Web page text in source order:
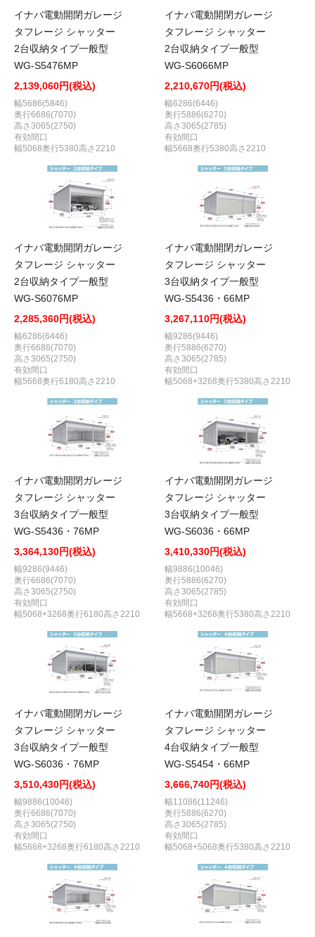
イナバ電動開閉ガレージ
タフレージ シャッター
2台収納タイプ一般型
WG-S5476MP
2,139,060円(税込)
幅5686(5846)
奥行6686(7070)
高さ3065(2750)
有効間口
幅5068奥行5380高さ2210
イナバ電動開閉ガレージ
タフレージ シャッター
2台収納タイプ一般型
WG-S6066MP
2,210,670円(税込)
幅6286(6446)
奥行5886(6270)
高さ3065(2785)
有効間口
幅5668奥行5380高さ2210
イナバ電動開閉ガレージ
タフレージ シャッター
2台収納タイプ一般型
WG-S6076MP
2,285,360円(税込)
幅6286(6446)
奥行6686(7070)
高さ3065(2750)
有効間口
幅5668奥行6180高さ2210
イナバ電動開閉ガレージ
タフレージ シャッター
3台収納タイプ一般型
WG-S5436・66MP
3,267,110円(税込)
幅9286(9446)
奥行5886(6270)
高さ3065(2785)
有効間口
幅5068+3268奥行5380高さ2210
イナバ電動開閉ガレージ
タフレージ シャッター
3台収納タイプ一般型
WG-S5436・76MP
3,364,130円(税込)
幅9286(9446)
奥行6686(7070)
高さ3065(2750)
有効間口
幅5068+3268奥行6180高さ2210
イナバ電動開閉ガレージ
タフレージ シャッター
3台収納タイプ一般型
WG-S6036・66MP
3,410,330円(税込)
幅9886(10046)
奥行5886(6270)
高さ3065(2785)
有効間口
幅5668+3268奥行5380高さ2210
イナバ電動開閉ガレージ
タフレージ シャッター
3台収納タイプ一般型
WG-S6036・76MP
3,510,430円(税込)
幅9886(10046)
奥行6686(7070)
高さ3065(2750)
有効間口
幅5668+3268奥行6180高さ2210
イナバ電動開閉ガレージ
タフレージ シャッター
4台収納タイプ一般型
WG-S5454・66MP
3,666,740円(税込)
幅11086(11246)
奥行5886(6270)
高さ3065(2785)
有効間口
幅5068+5068奥行5380高さ2210